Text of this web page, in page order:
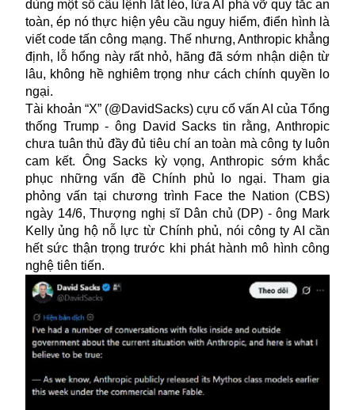
dùng một số câu lệnh lắt léo, lừa AI phá vỡ quy tắc an
toàn, ép nó thực hiện yêu cầu nguy hiểm, điển hình là
viết code tấn công mạng. Thế nhưng, Anthropic khẳng
định, lỗ hổng này rất nhỏ, hãng đã sớm nhận diện từ
lâu, không hề nghiêm trọng như cách chính quyền lo
ngại.
Tài khoản “X” (@DavidSacks) cựu cố vấn AI của Tổng
thống Trump - ông David Sacks tin rằng, Anthropic
chưa tuân thủ đầy đủ tiêu chí an toàn mà công ty luôn
cam kết. Ông Sacks kỳ vọng, Anthropic sớm khắc
phục những vấn đề Chính phủ lo ngại. Tham gia
phỏng vấn tại chương trình Face the Nation (CBS)
ngày 14/6, Thượng nghị sĩ Dân chủ (DP) - ông Mark
Kelly ủng hộ nỗ lực từ Chính phủ, nói công ty AI cần
hết sức thận trọng trước khi phát hành mô hình công
nghệ tiên tiến.